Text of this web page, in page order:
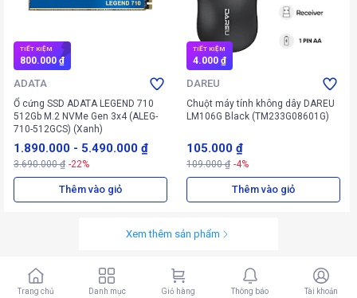
TIẾT KIỆM
800.000 ₫
ADATA
Ổ cứng SSD ADATA LEGEND 710
512Gb M.2 NVMe Gen 3x4 (ALEG-
710-512GCS) (Xanh)
1.890.000 - 5.490.000 ₫
3.690.000 ₫ -22%
Thêm vào giỏ
TIẾT KIỆM
4.000 ₫
DAREU
Chuột máy tính không dây DAREU
LM106G Black (TM233G08601G)
105.000 ₫
109.000 ₫ -4%
Thêm vào giỏ
Xem thêm sản phẩm
Trang chủ Danh mục Giỏ hàng Thông báo Tài khoản